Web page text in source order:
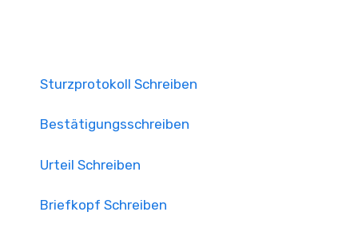
Sturzprotokoll Schreiben
Bestätigungsschreiben
Urteil Schreiben
Briefkopf Schreiben